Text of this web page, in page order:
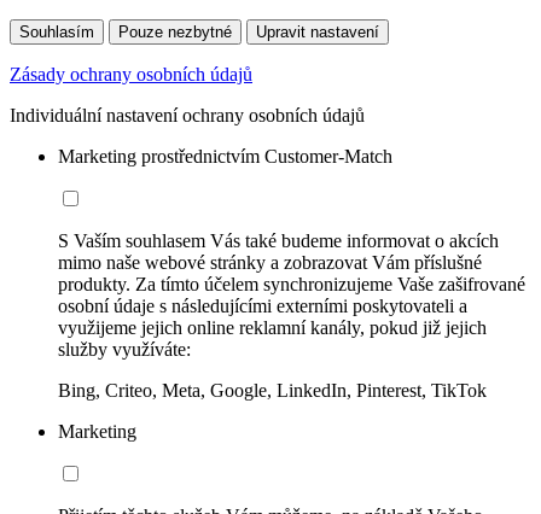
Souhlasím Pouze nezbytné Upravit nastavení
Zásady ochrany osobních údajů
Individuální nastavení ochrany osobních údajů
Marketing prostřednictvím Customer-Match
S Vaším souhlasem Vás také budeme informovat o akcích
mimo naše webové stránky a zobrazovat Vám příslušné
produkty. Za tímto účelem synchronizujeme Vaše zašifrované
osobní údaje s následujícími externími poskytovateli a
využijeme jejich online reklamní kanály, pokud již jejich
služby využíváte:
Bing, Criteo, Meta, Google, LinkedIn, Pinterest, TikTok
Marketing